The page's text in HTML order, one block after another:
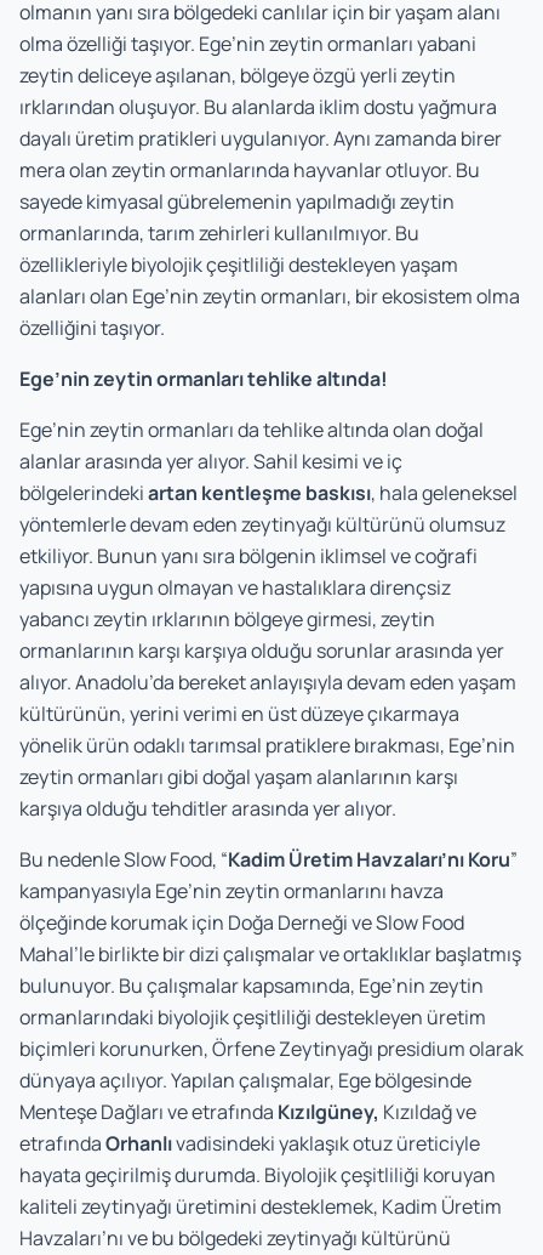
olmanın yanı sıra bölgedeki canlılar için bir yaşam alanı
olma özelliği taşıyor. Ege’nin zeytin ormanları yabani
zeytin deliceye aşılanan, bölgeye özgü yerli zeytin
ırklarından oluşuyor. Bu alanlarda iklim dostu yağmura
dayalı üretim pratikleri uygulanıyor. Aynı zamanda birer
mera olan zeytin ormanlarında hayvanlar otluyor. Bu
sayede kimyasal gübrelemenin yapılmadığı zeytin
ormanlarında, tarım zehirleri kullanılmıyor. Bu
özellikleriyle biyolojik çeşitliliği destekleyen yaşam
alanları olan Ege’nin zeytin ormanları, bir ekosistem olma
özelliğini taşıyor.
Ege’nin zeytin ormanları tehlike altında!
Ege’nin zeytin ormanları da tehlike altında olan doğal
alanlar arasında yer alıyor. Sahil kesimi ve iç
bölgelerindekiartan kentleşme baskısı, hala geleneksel
yöntemlerle devam eden zeytinyağı kültürünü olumsuz
etkiliyor. Bunun yanı sıra bölgenin iklimsel ve coğrafi
yapısına uygun olmayan ve hastalıklara dirençsiz
yabancı zeytin ırklarının bölgeye girmesi, zeytin
ormanlarının karşı karşıya olduğu sorunlar arasında yer
alıyor. Anadolu’da bereket anlayışıyla devam eden yaşam
kültürünün, yerini verimi en üst düzeye çıkarmaya
yönelik ürün odaklı tarımsal pratiklere bırakması, Ege’nin
zeytin ormanları gibi doğal yaşam alanlarının karşı
karşıya olduğu tehditler arasında yer alıyor.
Bu nedenle Slow Food, “Kadim Üretim Havzaları’nı Koru”
kampanyasıyla Ege’nin zeytin ormanlarını havza
ölçeğinde korumak için Doğa Derneği ve Slow Food
Mahal’le birlikte bir dizi çalışmalar ve ortaklıklar başlatmış
bulunuyor. Bu çalışmalar kapsamında, Ege’nin zeytin
ormanlarındaki biyolojik çeşitliliği destekleyen üretim
biçimleri korunurken, Örfene Zeytinyağı presidium olarak
dünyaya açılıyor. Yapılan çalışmalar, Ege bölgesinde
Menteşe Dağları ve etrafında Kızılgüney, Kızıldağ ve
etrafındaOrhanlıvadisindeki yaklaşık otuz üreticiyle
hayata geçirilmiş durumda. Biyolojik çeşitliliği koruyan
kaliteli zeytinyağı üretimini desteklemek, Kadim Üretim
Havzaları’nı ve bu bölgedeki zeytinyağı kültürünü